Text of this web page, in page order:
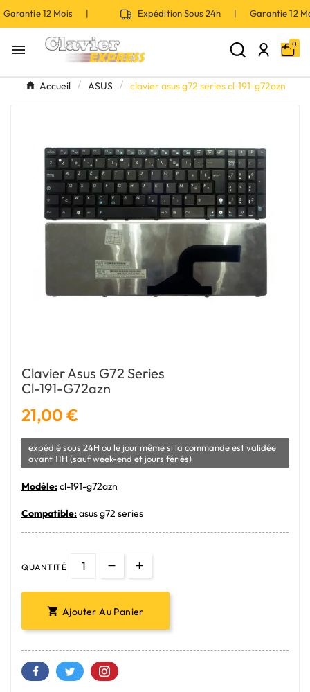
12 Mois | Expédition Sous 24h | Garantie 12
 0
Accueil ASUS clavier asus g72 series cl-191-g72azn
Clavier Asus G72 Series
Cl-191-G72azn
21,00 €
expédié sous 24H ou le jour même si la commande est validée
avant 11H (sauf week-end et jours fériés)
Modèle:cl-191-g72azn
Compatible:asus g72 series
QUANTITÉ
 Ajouter Au Panier